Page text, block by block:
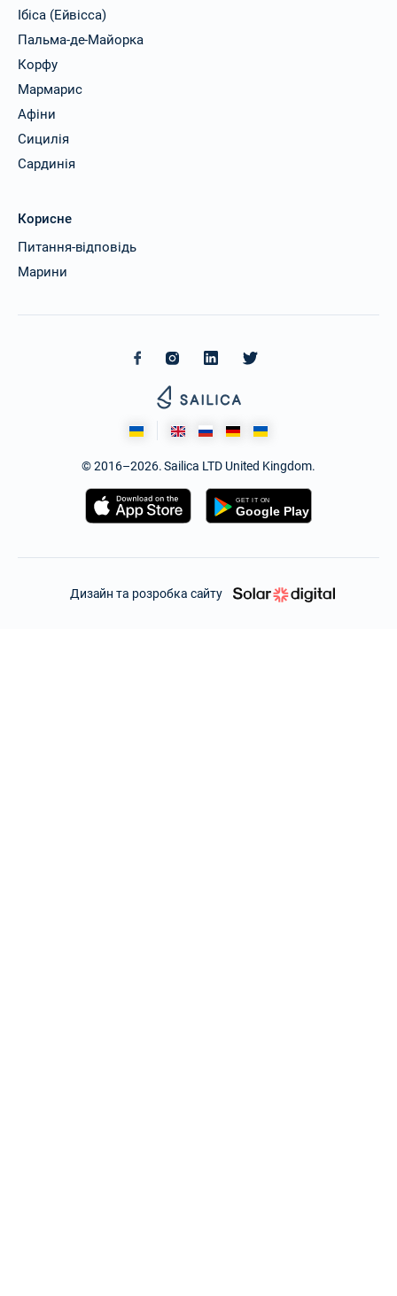
Ібіса (Ейвісса)
Пальма-де-Майорка
Корфу
Мармарис
Афіни
Сицилія
Сардинія
Корисне
Питання-відповідь
Марини
© 2016–2026. Sailica LTD United Kingdom.
Дизайн та розробка сайту